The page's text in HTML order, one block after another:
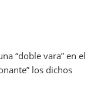
“doble vara” en el
los dichos